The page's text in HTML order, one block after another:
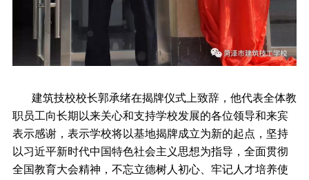
建筑技校校长郭承绪在揭牌仪式上致辞，他代表全体教
职员工向长期以来关心和支持学校发展的各位领导和来宾
表示感谢，表示学校将以基地揭牌成立为新的起点，坚持
以习近平新时代中国特色社会主义思想为指导，全面贯彻
全国教育大会精神，不忘立德树人初心、牢记人才培养使